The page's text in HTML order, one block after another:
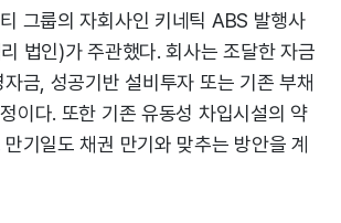
그룹의 자회사인 키네틱 ABS 발행사
법인)가 주관했다. 회사는 조달한 자금
금, 성공기반 설비투자 또는 기존 부채
이다. 또한 기존 유동성 차입시설의 약
기일도 채권 만기와 맞추는 방안을 계